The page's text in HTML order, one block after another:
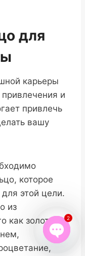
для
карьеры
и
привлечь
вашу
которое
для этой цели.
из
как золото
2